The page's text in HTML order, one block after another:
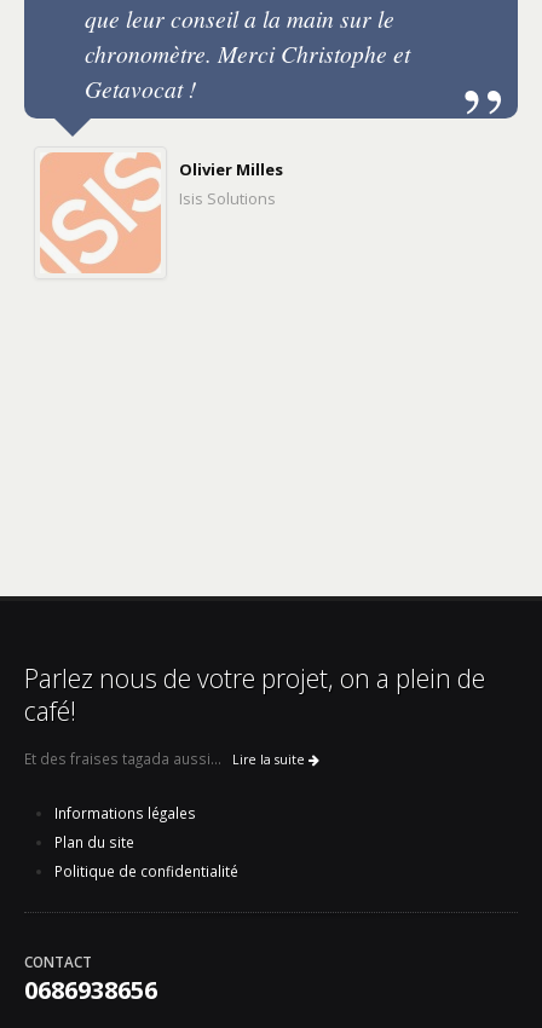
que leur conseil a la main sur le
chronomètre. Merci Christophe et
Getavocat !
Olivier Milles
Isis Solutions
Parlez nous de votre projet, on a plein de
café!
Et des fraises tagada aussi... Lire la suite
Informations légales
Plan du site
Politique de confidentialité
CONTACT
0686938656